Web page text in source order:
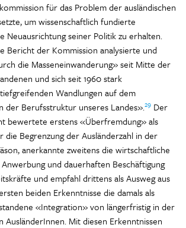
für das Problem der ausländischen
um wissenschaftlich fundierte
Neuausrichtung seiner Politik zu erhalten.
Bericht der Kommission analysierte und
die Masseneinwanderung» seit Mitte der
und sich seit 1960 stark
Wandlungen auf dem
der Berufsstruktur unseres Landes».29 Der
bewertete erstens «Überfremdung» als
die Begrenzung der Ausländerzahl in der
anerkannte zweitens die wirtschaftliche
und dauerhaften Beschäftigung
und empfahl drittens als Ausweg aus
beiden Erkenntnisse die damals als
«Integration» von längerfristig in der
AusländerInnen. Mit diesen Erkenntnissen